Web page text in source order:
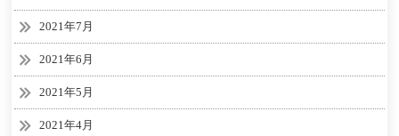
2021年7月
2021年6月
2021年5月
2021年4月